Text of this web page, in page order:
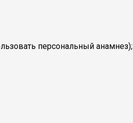
персональный анамнез);